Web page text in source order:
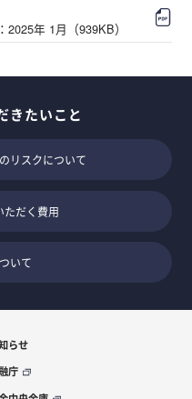
年 1月（939KB）
きたいこと
リスクについて
ただく費用
いて
らせ
庁